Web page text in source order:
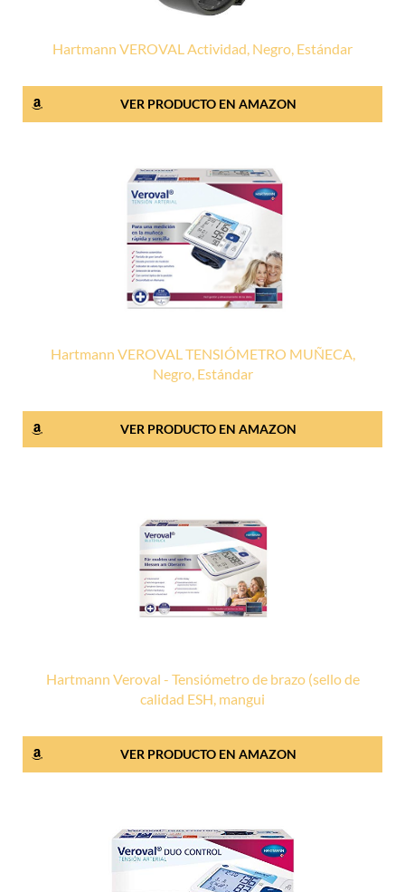
Hartmann VEROVAL Actividad, Negro, Estándar
VER PRODUCTO EN AMAZON
Hartmann VEROVAL TENSIÓMETRO MUÑECA,
Negro, Estándar
VER PRODUCTO EN AMAZON
Hartmann Veroval - Tensiómetro de brazo (sello de
calidad ESH, mangui
VER PRODUCTO EN AMAZON